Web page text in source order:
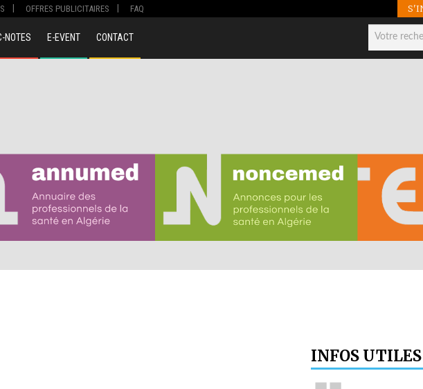
OFFRES PUBLICITAIRES FAQ
NOTES E-EVENT CONTACT
INFOS UTILES